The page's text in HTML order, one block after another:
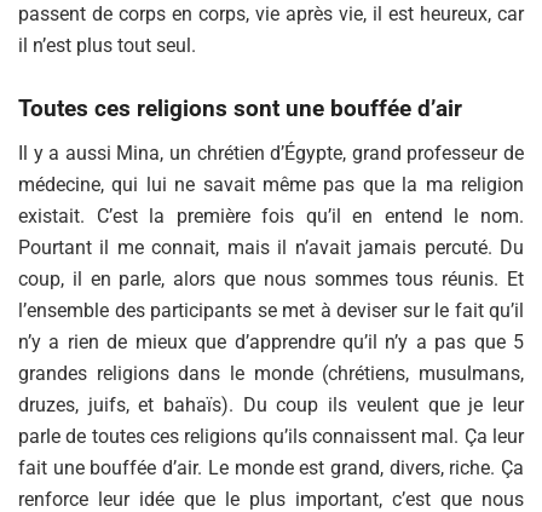
passent de corps en corps, vie après vie, il est heureux, car
il n’est plus tout seul.
Toutes ces religions sont une bouffée d’air
Il y a aussi Mina, un chrétien d’Égypte, grand professeur de
médecine, qui lui ne savait même pas que la ma religion
existait. C’est la première fois qu’il en entend le nom.
Pourtant il me connait, mais il n’avait jamais percuté. Du
coup, il en parle, alors que nous sommes tous réunis. Et
l’ensemble des participants se met à deviser sur le fait qu’il
n’y a rien de mieux que d’apprendre qu’il n’y a pas que 5
grandes religions dans le monde (chrétiens, musulmans,
druzes, juifs, et bahaïs). Du coup ils veulent que je leur
parle de toutes ces religions qu’ils connaissent mal. Ça leur
fait une bouffée d’air. Le monde est grand, divers, riche. Ça
renforce leur idée que le plus important, c’est que nous